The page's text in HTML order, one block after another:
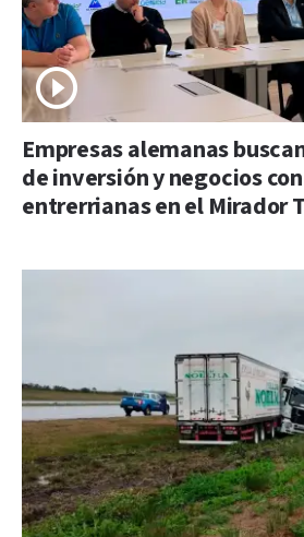
Empresas alemanas
de inversión y negocios
entrerrianas en el Mirador